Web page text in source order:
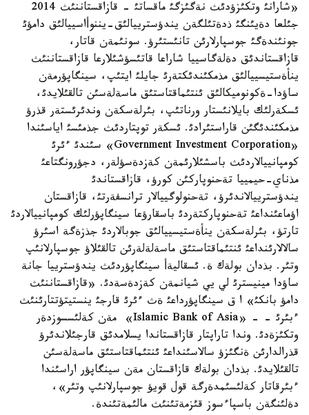
«شارانئ وتكئزؤدئث نةگئزگئ ماقساتئ - قازاقستاننئث 2014
جئلعا دةيئنگئ ذدةتئلگةن يندؤسترييالئق-يننوأاسييالئق دامؤئ
جونئندةگئ جوسپارلارئن تانئستئرؤ. سونئمةن قاتار،
قازاقستاندئق دةلةگاسييا شاراعا قاتئسؤشئلارعا قازاقستاننئث
ينأةستيسييالئق مذمكئندئكتةرئ جايلئ ايتئپ، سينگاپؤرمةن
ساؤدا-ةكونوميكالئق ئنتئماقتاستئق ماسةلةسئن تالقئلايدئ،
ئسكةرلئك بايلانئستار ورناتئپ، بئرلةسكةن وندئرئستةر قذرؤ
مذمكئندئگئن قاراستئرادئ. ئسكةر توپتاردئث جذمئسئ اياسئندا
«Government Investment Corporation» سئندئ ءئرئ
كومپانييالاردئث باسشئلارئمةن كةزدةسؤلةر، دجؤرونگتاعئ
مذناي-حيمييا تةحنوپاركئن كورؤ، قازاقستاندئ
يندؤسترييالاندئرؤ، تةحنولوگييالار ترانسفةرتئ، قازاقستان
اؤماعئنداعئ تةحنوپاركتةردئ باسقارؤعا سينگاپؤرلئك كومپانييالاردئ
تارتؤ، بئرلةسكةن ينأةستيسييالئق جوبالاردئ جذزةگة اسئرؤ
سالالارئنداعئ ئنتئماقتاستئق ماسةلةلةرئن تالقئلاؤ جوسپارلانئپ
وتئر. بذدان بولةك ة. ئسقاليةأ سينگاپؤردئث يندؤسترييا جانة
ساؤدا مينيسترئ لي يي شيانمةن كةزدةسةدئ. «قازاقستاننئث
دامؤ بانكئ» ا ق سينگاپؤرداعئ ةث ءئرئ قارجئ ينستيتؤتتارئنئث
ءبئرئ - - «Islamic Bank of Asia» مةن كةلئسسوزدةر
وتكئزةدئ. وندا تاراپتار قازاقستاندا يسلامدئق قارجئلاندئرؤ
قذرالدارئن ةنگئزؤ سالاسئنداعئ ئنتئماقتاستئق ماسةلةسئن
تالقئلايدئ. بذدان بولةك قازاقستان مةن سينگاپؤر اراسئندا
ءبئرقاتار كةلئسئمدةرگة قول قويؤ جوسپارلانئپ وتئر»،
دةلئنگةن باسپاءسوز قئزمةتئنئث مالئمةتئندة.